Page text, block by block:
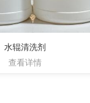
水辊清洗剂
查看详情